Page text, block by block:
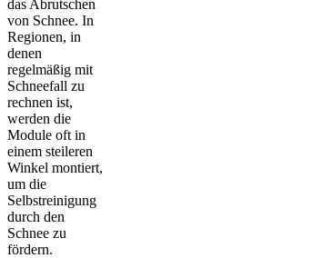
das Abrutschen
von Schnee. In
Regionen, in
denen
regelmäßig mit
Schneefall zu
rechnen ist,
werden die
Module oft in
einem steileren
Winkel montiert,
um die
Selbstreinigung
durch den
Schnee zu
fördern.